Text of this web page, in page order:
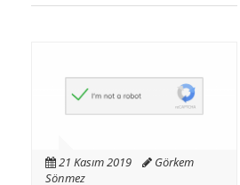
21 Kasım 2019
Görkem
Sönmez